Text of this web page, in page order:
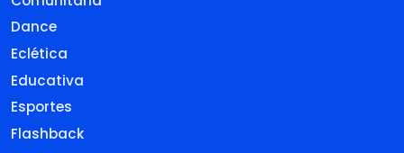
Dance
Eclética
Educativa
Esportes
Flashback